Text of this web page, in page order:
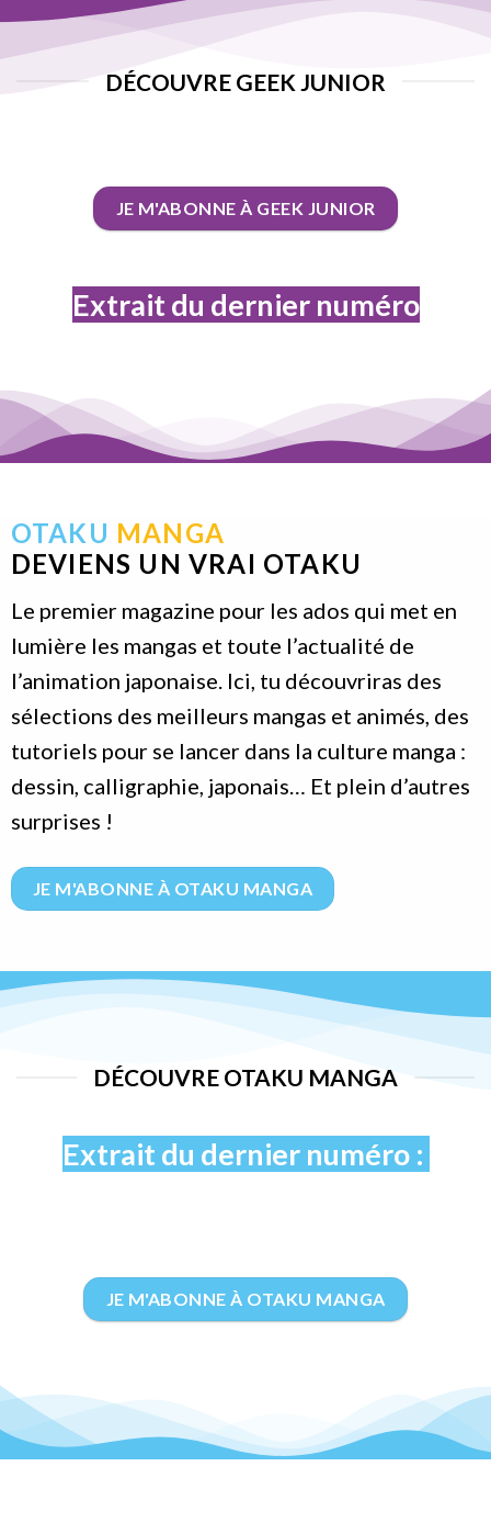
DÉCOUVRE GEEK JUNIOR
JE M'ABONNE À GEEK JUNIOR
Extrait du dernier numéro
OTAKU MANGA
DEVIENS UN VRAI OTAKU
Le premier magazine pour les ados qui met en
lumière les mangas et toute l’actualité de
l’animation japonaise. Ici, tu découvriras des
sélections des meilleurs mangas et animés, des
tutoriels pour se lancer dans la culture manga :
dessin, calligraphie, japonais… Et plein d’autres
surprises !
JE M'ABONNE À OTAKU MANGA
DÉCOUVRE OTAKU MANGA
Extrait du dernier numéro :
JE M'ABONNE À OTAKU MANGA